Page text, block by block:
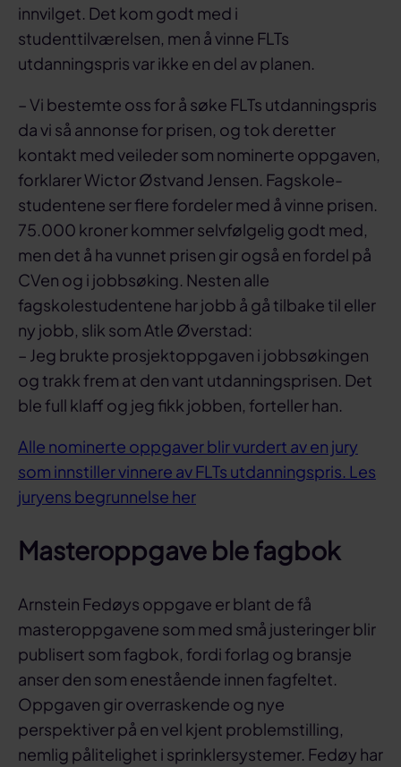
innvilget. Det kom godt med i
studenttilværelsen, men å vinne FLTs
utdanningspris var ikke en del av planen.
– Vi bestemte oss for å søke FLTs utdanningspris
da vi så annonse for prisen, og tok deretter
kontakt med veileder som nominerte oppgaven,
forklarer Wictor Østvand Jensen. Fagskole-
studentene ser flere fordeler med å vinne prisen.
75.000 kroner kommer selvfølgelig godt med,
men det å ha vunnet prisen gir også en fordel på
CVen og i jobbsøking. Nesten alle
fagskolestudentene har jobb å gå tilbake til eller
ny jobb, slik som Atle Øverstad:
– Jeg brukte prosjektoppgaven i jobbsøkingen
og trakk frem at den vant utdanningsprisen. Det
ble full klaff og jeg fikk jobben, forteller han.
Alle nominerte oppgaver blir vurdert av en jury
som innstiller vinnere av FLTs utdanningspris. Les
juryens begrunnelse her
Masteroppgave ble fagbok
Arnstein Fedøys oppgave er blant de få
masteroppgavene som med små justeringer blir
publisert som fagbok, fordi forlag og bransje
anser den som enestående innen fagfeltet.
Oppgaven gir overraskende og nye
perspektiver på en vel kjent problemstilling,
nemlig pålitelighet i sprinklersystemer. Fedøy har